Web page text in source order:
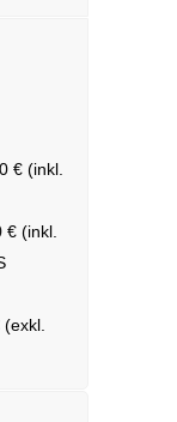
€ (inkl.
(inkl.